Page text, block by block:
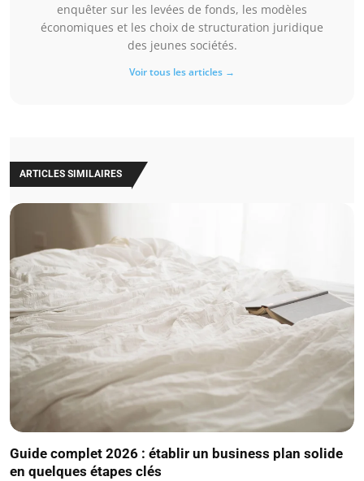
enquêter sur les levées de fonds, les modèles
économiques et les choix de structuration juridique
des jeunes sociétés.
Voir tous les articles →
ARTICLES SIMILAIRES
Guide complet 2026 : établir un business plan solide
en quelques étapes clés